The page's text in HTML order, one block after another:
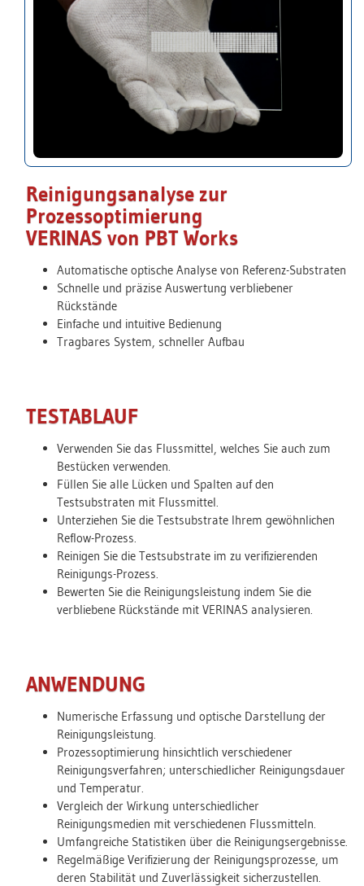
Reinigungsanalyse zur
Prozessoptimierung
VERINAS von PBT Works
Automatische optische Analyse von Referenz-Substraten
Schnelle und präzise Auswertung verbliebener
Rückstände
Einfache und intuitive Bedienung
Tragbares System, schneller Aufbau
TESTABLAUF
Verwenden Sie das Flussmittel, welches Sie auch zum
Bestücken verwenden.
Füllen Sie alle Lücken und Spalten auf den
Testsubstraten mit Flussmittel.
Unterziehen Sie die Testsubstrate Ihrem gewöhnlichen
Reflow-Prozess.
Reinigen Sie die Testsubstrate im zu verifizierenden
Reinigungs-Prozess.
Bewerten Sie die Reinigungsleistung indem Sie die
verbliebene Rückstände mit VERINAS analysieren.
ANWENDUNG
Numerische Erfassung und optische Darstellung der
Reinigungsleistung.
Prozessoptimierung hinsichtlich verschiedener
Reinigungsverfahren; unterschiedlicher Reinigungsdauer
und Temperatur.
Vergleich der Wirkung unterschiedlicher
Reinigungsmedien mit verschiedenen Flussmitteln.
Umfangreiche Statistiken über die Reinigungsergebnisse.
Regelmäßige Verifizierung der Reinigungsprozesse, um
deren Stabilität und Zuverlässigkeit sicherzustellen.